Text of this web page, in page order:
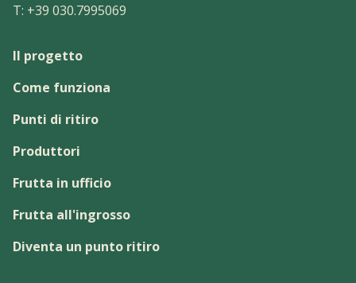
T: +39 030.7995069
Il progetto
Come funziona
Punti di ritiro
Produttori
Frutta in ufficio
Frutta all'ingrosso
Diventa un punto ritiro